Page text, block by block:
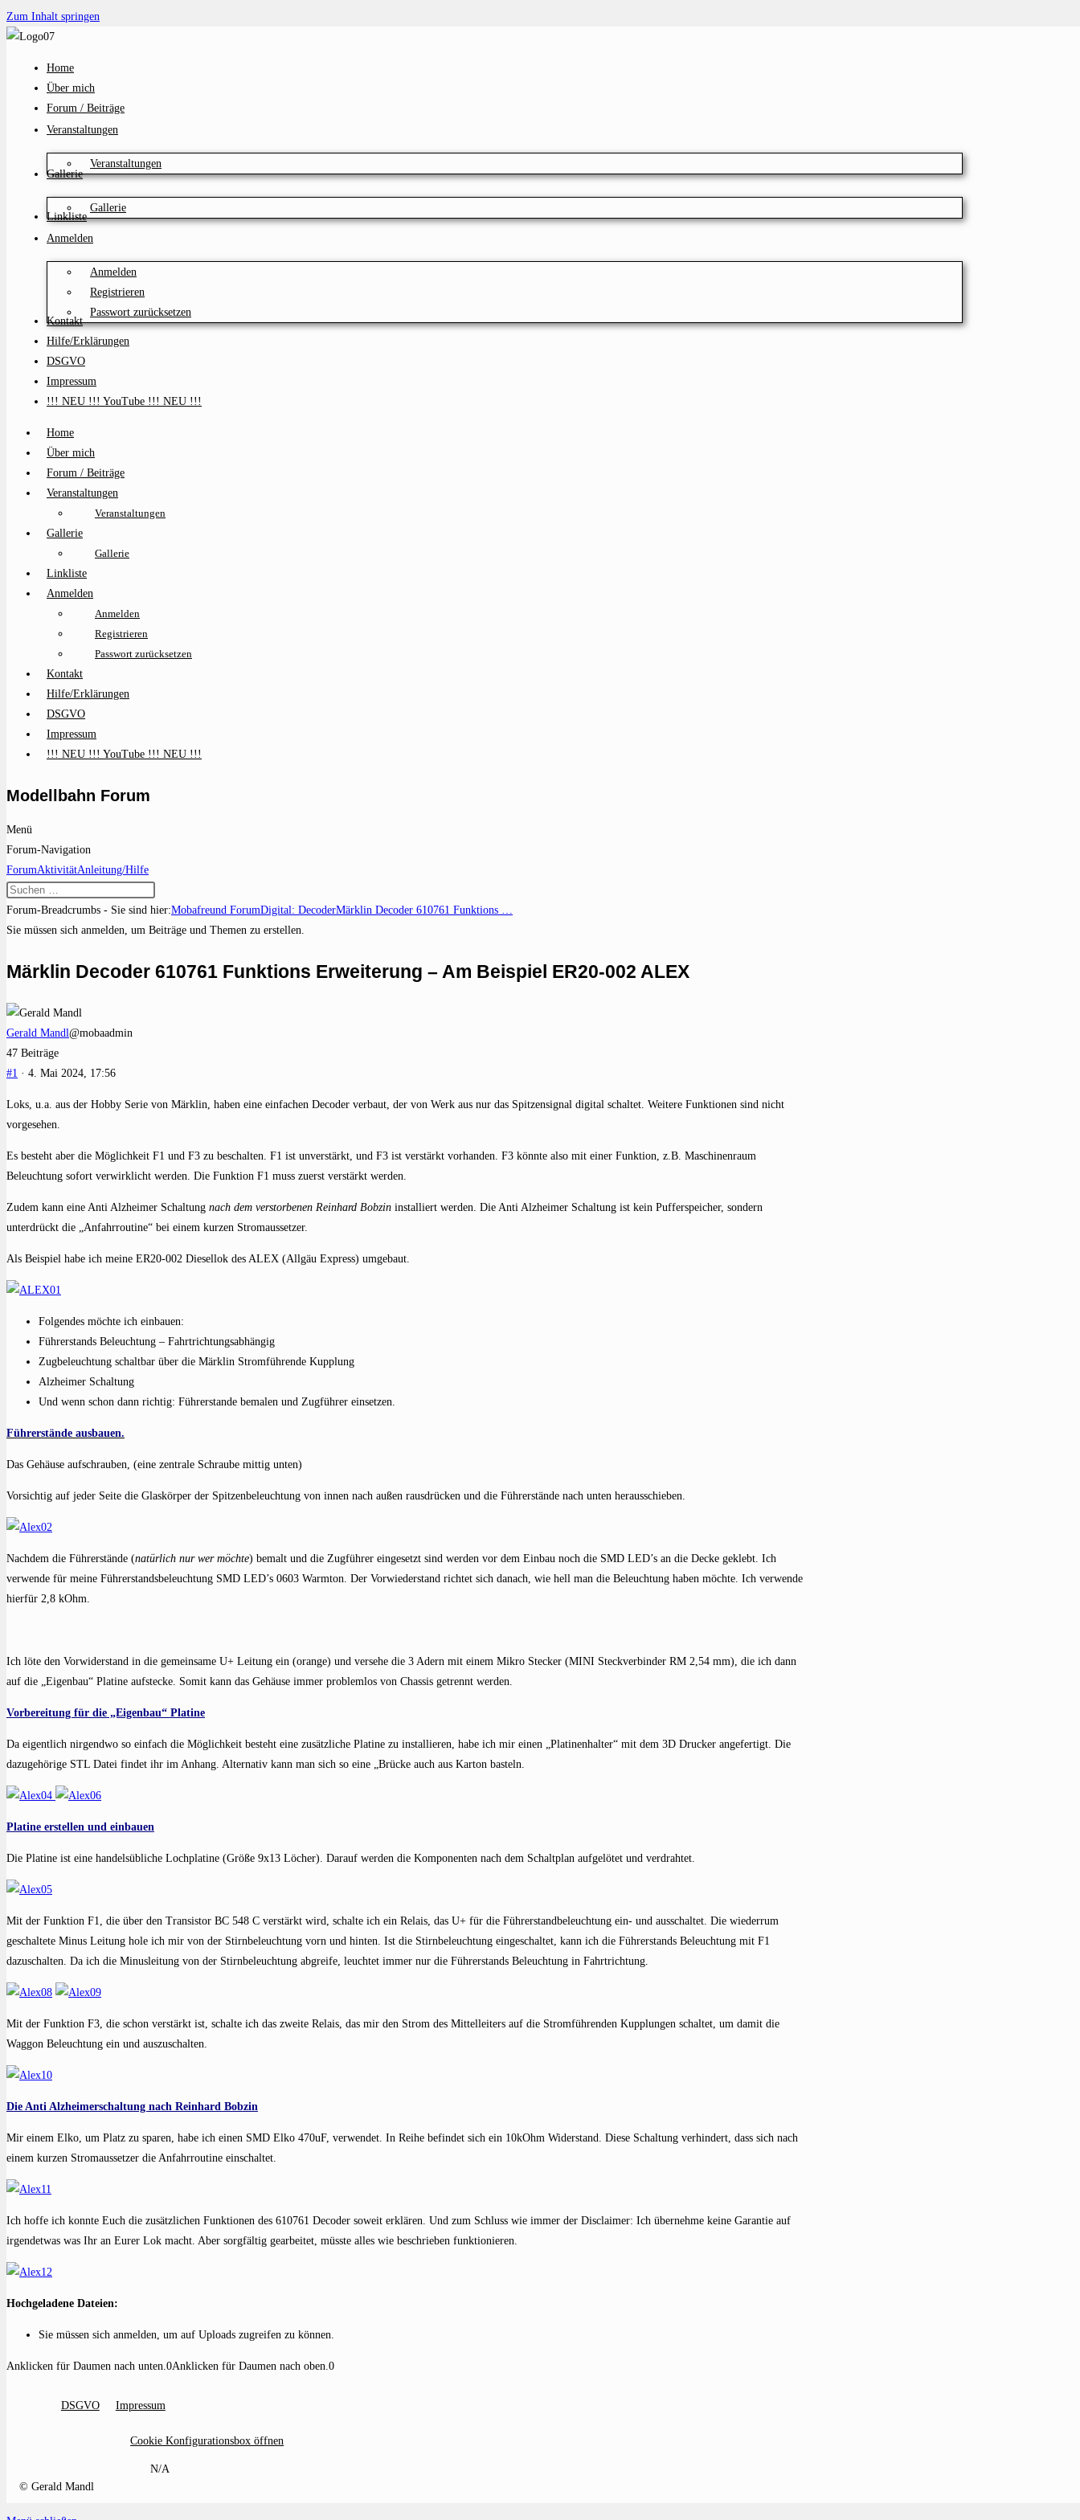
Zum Inhalt springen
Home
Über mich
Forum / Beiträge
Veranstaltungen
Veranstaltungen
Gallerie
Gallerie
Linkliste
Anmelden
Anmelden
Registrieren
Passwort zurücksetzen
Kontakt
Hilfe/Erklärungen
DSGVO
Impressum
!!! NEU !!! YouTube !!! NEU !!!
Home
Über mich
Forum / Beiträge
Veranstaltungen
Veranstaltungen
Gallerie
Gallerie
Linkliste
Anmelden
Anmelden
Registrieren
Passwort zurücksetzen
Kontakt
Hilfe/Erklärungen
DSGVO
Impressum
!!! NEU !!! YouTube !!! NEU !!!
Modellbahn Forum
Menü
Forum-Navigation
ForumAktivitätAnleitung/Hilfe
Forum-Breadcrumbs - Sie sind hier:Mobafreund ForumDigital: DecoderMärklin Decoder 610761 Funktions …
Sie müssen sich anmelden, um Beiträge und Themen zu erstellen.
Märklin Decoder 610761 Funktions Erweiterung – Am Beispiel ER20-002 ALEX
Gerald Mandl@mobaadmin
47 Beiträge
#1 · 4. Mai 2024, 17:56
Loks, u.a. aus der Hobby Serie von Märklin, haben eine einfachen Decoder verbaut, der von Werk aus nur das Spitzensignal digital schaltet. Weitere Funktionen sind nicht
vorgesehen.
Es besteht aber die Möglichkeit F1 und F3 zu beschalten. F1 ist unverstärkt, und F3 ist verstärkt vorhanden. F3 könnte also mit einer Funktion, z.B. Maschinenraum
Beleuchtung sofort verwirklicht werden. Die Funktion F1 muss zuerst verstärkt werden.
Zudem kann eine Anti Alzheimer Schaltung nach dem verstorbenen Reinhard Bobzin installiert werden. Die Anti Alzheimer Schaltung ist kein Pufferspeicher, sondern
unterdrückt die „Anfahrroutine“ bei einem kurzen Stromaussetzer.
Als Beispiel habe ich meine ER20-002 Diesellok des ALEX (Allgäu Express) umgebaut.
Folgendes möchte ich einbauen:
Führerstands Beleuchtung – Fahrtrichtungsabhängig
Zugbeleuchtung schaltbar über die Märklin Stromführende Kupplung
Alzheimer Schaltung
Und wenn schon dann richtig: Führerstande bemalen und Zugführer einsetzen.
Führerstände ausbauen.
Das Gehäuse aufschrauben, (eine zentrale Schraube mittig unten)
Vorsichtig auf jeder Seite die Glaskörper der Spitzenbeleuchtung von innen nach außen rausdrücken und die Führerstände nach unten herausschieben.
Nachdem die Führerstände (natürlich nur wer möchte) bemalt und die Zugführer eingesetzt sind werden vor dem Einbau noch die SMD LED’s an die Decke geklebt. Ich
verwende für meine Führerstandsbeleuchtung SMD LED’s 0603 Warmton. Der Vorwiederstand richtet sich danach, wie hell man die Beleuchtung haben möchte. Ich verwende
hierfür 2,8 kOhm.
Ich löte den Vorwiderstand in die gemeinsame U+ Leitung ein (orange) und versehe die 3 Adern mit einem Mikro Stecker (MINI Steckverbinder RM 2,54 mm), die ich dann
auf die „Eigenbau“ Platine aufstecke. Somit kann das Gehäuse immer problemlos von Chassis getrennt werden.
Vorbereitung für die „Eigenbau“ Platine
Da eigentlich nirgendwo so einfach die Möglichkeit besteht eine zusätzliche Platine zu installieren, habe ich mir einen „Platinenhalter“ mit dem 3D Drucker angefertigt. Die
dazugehörige STL Datei findet ihr im Anhang. Alternativ kann man sich so eine „Brücke auch aus Karton basteln.
Platine erstellen und einbauen
Die Platine ist eine handelsübliche Lochplatine (Größe 9x13 Löcher). Darauf werden die Komponenten nach dem Schaltplan aufgelötet und verdrahtet.
Mit der Funktion F1, die über den Transistor BC 548 C verstärkt wird, schalte ich ein Relais, das U+ für die Führerstandbeleuchtung ein- und ausschaltet. Die wiederrum
geschaltete Minus Leitung hole ich mir von der Stirnbeleuchtung vorn und hinten. Ist die Stirnbeleuchtung eingeschaltet, kann ich die Führerstands Beleuchtung mit F1
dazuschalten. Da ich die Minusleitung von der Stirnbeleuchtung abgreife, leuchtet immer nur die Führerstands Beleuchtung in Fahrtrichtung.
Mit der Funktion F3, die schon verstärkt ist, schalte ich das zweite Relais, das mir den Strom des Mittelleiters auf die Stromführenden Kupplungen schaltet, um damit die
Waggon Beleuchtung ein und auszuschalten.
Die Anti Alzheimerschaltung nach Reinhard Bobzin
Mir einem Elko, um Platz zu sparen, habe ich einen SMD Elko 470uF, verwendet. In Reihe befindet sich ein 10kOhm Widerstand. Diese Schaltung verhindert, dass sich nach
einem kurzen Stromaussetzer die Anfahrroutine einschaltet.
Ich hoffe ich konnte Euch die zusätzlichen Funktionen des 610761 Decoder soweit erklären. Und zum Schluss wie immer der Disclaimer: Ich übernehme keine Garantie auf
irgendetwas was Ihr an Eurer Lok macht. Aber sorgfältig gearbeitet, müsste alles wie beschrieben funktionieren.
Hochgeladene Dateien:
Sie müssen sich anmelden, um auf Uploads zugreifen zu können.
Anklicken für Daumen nach unten.0Anklicken für Daumen nach oben.0
DSGVO Impressum
Cookie Konfigurationsbox öffnen
N/A
© Gerald Mandl